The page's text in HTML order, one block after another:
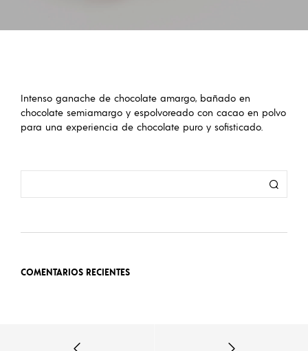
Intenso ganache de chocolate amargo, bañado en
chocolate semiamargo y espolvoreado con cacao en polvo
para una experiencia de chocolate puro y sofisticado.
COMENTARIOS RECIENTES